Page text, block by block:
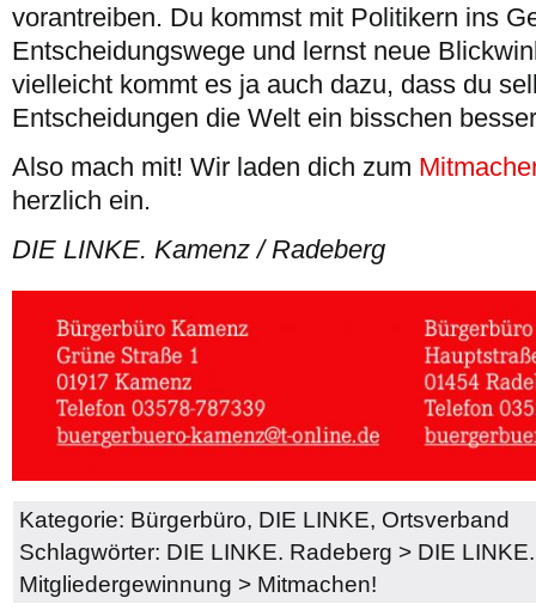
vorantreiben. Du kommst mit Politikern ins
Entscheidungswege und lernst neue
vielleicht kommt es ja auch dazu, dass du
Entscheidungen die Welt ein bisschen
Also mach mit! Wir laden dich zum
herzlich ein.
DIE LINKE. Kamenz / Radeberg
Kategorie: Bürgerbüro, DIE LINKE, Ortsverband
Schlagwörter: DIE LINKE. Radeberg > DIE
Mitgliedergewinnung > Mitmachen!